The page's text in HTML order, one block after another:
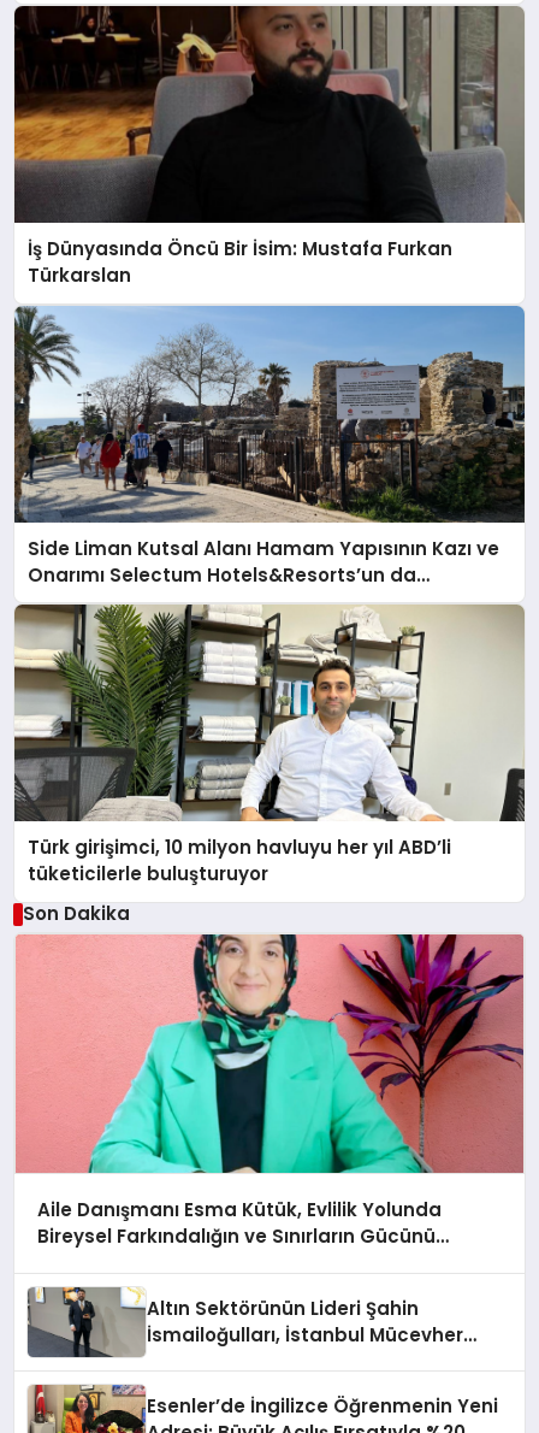
İş Dünyasında Öncü Bir İsim: Mustafa Furkan
Türkarslan
Side Liman Kutsal Alanı Hamam Yapısının Kazı ve
Onarımı Selectum Hotels&Resorts’un da
Katkılarıyla Tamamlandı
Türk girişimci, 10 milyon havluyu her yıl ABD’li
tüketicilerle buluşturuyor
Son Dakika
Aile Danışmanı Esma Kütük, Evlilik Yolunda
Bireysel Farkındalığın ve Sınırların Gücünü
Altın Sektörünün Lideri Şahin
İsmailoğulları, İstanbul Mücevher
Esenler’de İngilizce Öğrenmenin Yeni